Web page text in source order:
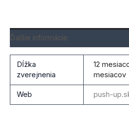
Ďalšie informácie
Dĺžka
zverejnenia
12
mesiacov
Web push-